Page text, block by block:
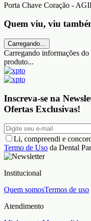
Porta Chave Coração -
Quem viu, viu
Carregando...
Carregando informações do
produto...
Inscreva-se na
Ofertas Exclusivas!
Li, compreendi e
Termo de Uso da Dental
Institucional
Quem somosTermos de uso
Atendimento